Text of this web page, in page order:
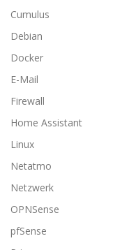
Cumulus
Debian
Docker
E-Mail
Firewall
Home Assistant
Linux
Netatmo
Netzwerk
OPNSense
pfSense